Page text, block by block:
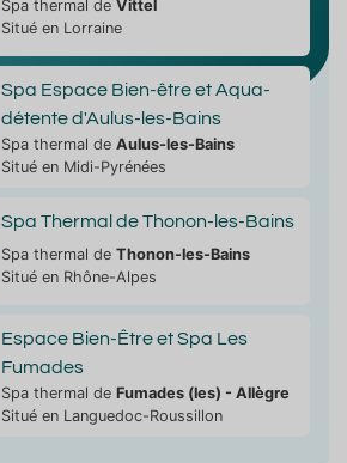
Spa thermal de Vittel
Situé en Lorraine
Spa Espace Bien-être et Aqua-
détente d'Aulus-les-Bains
Spa thermal de Aulus-les-Bains
Situé en Midi-Pyrénées
Spa Thermal de Thonon-les-Bains
Spa thermal de Thonon-les-Bains
Situé en Rhône-Alpes
Espace Bien-Être et Spa Les
Fumades
Spa thermal de Fumades (les) - Allègre
Situé en Languedoc-Roussillon